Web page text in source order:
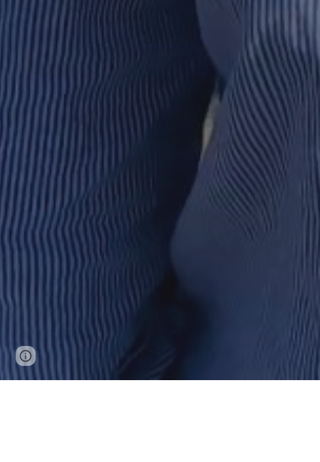
updated